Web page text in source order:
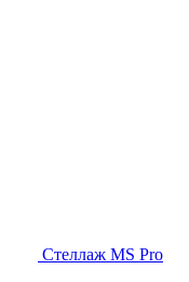
Стеллаж MS Pro